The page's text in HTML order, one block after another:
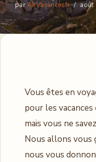
parAirVacancesfr août
Vous êtes en
pour les
mais vous ne
Nous allons vous
nous vous